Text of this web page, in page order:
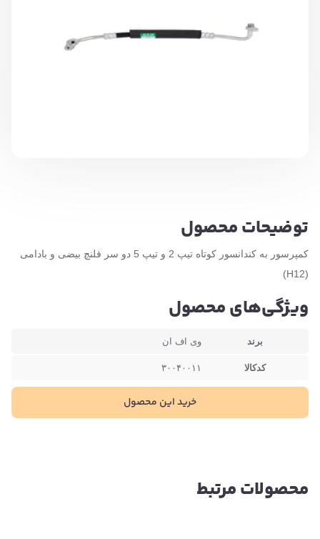
توضیحات محصول
کمپرسور به کندانسور کوتاه تیپ 2 و تیپ 5 دو سر فلنچ بیضی و بادامی
(H12)
ویژگی‌های محصول
برند وی اف ان
کدکالا ۳۰۰۴۰۰۱۱
خرید این محصول
محصولات مرتبط